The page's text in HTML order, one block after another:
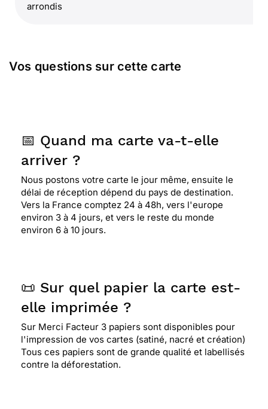
arrondis
Vos questions sur cette carte
📅 Quand ma carte va-t-elle
arriver ?
Nous postons votre carte le jour même, ensuite le
délai de réception dépend du pays de destination.
Vers la France comptez 24 à 48h, vers l'europe
environ 3 à 4 jours, et vers le reste du monde
environ 6 à 10 jours.
📜 Sur quel papier la carte est-
elle imprimée ?
Sur Merci Facteur 3 papiers sont disponibles pour
l'impression de vos cartes (satiné, nacré et création)
Tous ces papiers sont de grande qualité et labellisés
contre la déforestation.